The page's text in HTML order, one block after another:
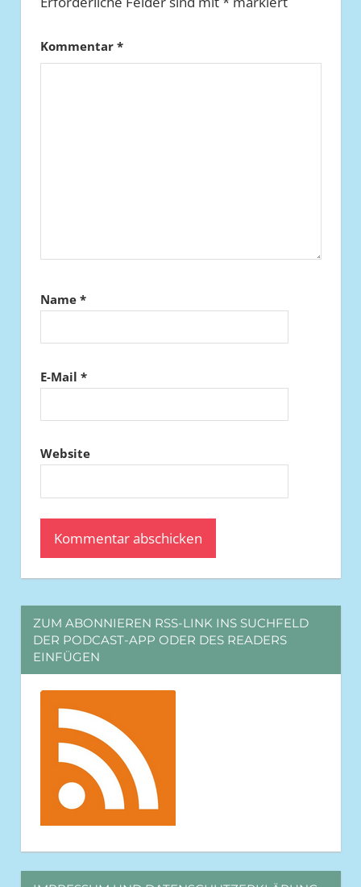
Kommentar *
Name *
E-Mail *
Website
ZUM ABONNIEREN RSS-LINK INS SUCHFELD
DER PODCAST-APP ODER DES READERS
EINFÜGEN